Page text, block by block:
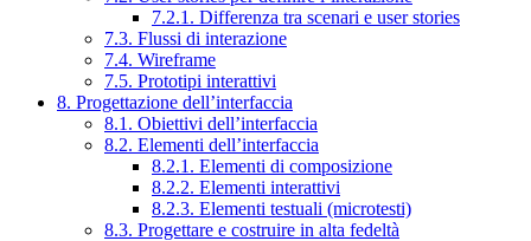
7.2.1. Differenza tra scenari e user stories
7.3. Flussi di interazione
7.4. Wireframe
7.5. Prototipi interattivi
8. Progettazione dell’interfaccia
8.1. Obiettivi dell’interfaccia
8.2. Elementi dell’interfaccia
8.2.1. Elementi di composizione
8.2.2. Elementi interattivi
8.2.3. Elementi testuali (microtesti)
8.3. Progettare e costruire in alta fedeltà